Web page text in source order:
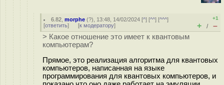
6.82 ,morphe (?), 13:48, 14/02/2024 [^] [^^] [^^^]
[ответить] [к модератору]
+1
+ / –
> Какое отношение это имеет к квантовым
компьютерам?
Прямое, это реализация алгоритма для квантовых
компьютеров, написанная на языке
программирования для квантовых компьютеров, и